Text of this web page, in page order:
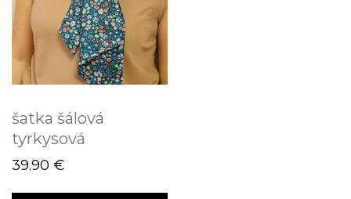
šatka šálová
tyrkysová
39.90 €